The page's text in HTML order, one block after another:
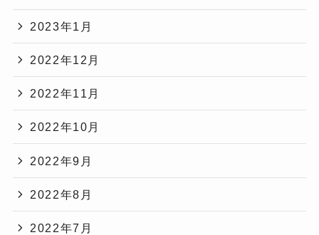
2023年1月
2022年12月
2022年11月
2022年10月
2022年9月
2022年8月
2022年7月